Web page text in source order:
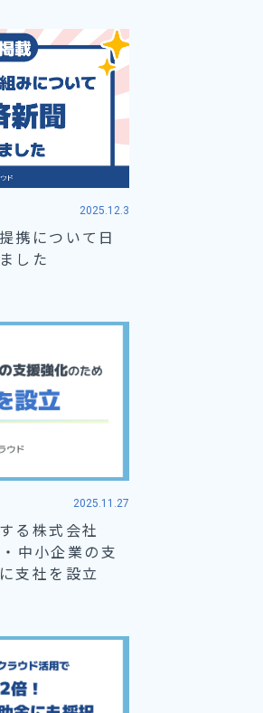
2025.12.3
携について日
した
2025.11.27
る株式会社
中小企業の支
支社を設立